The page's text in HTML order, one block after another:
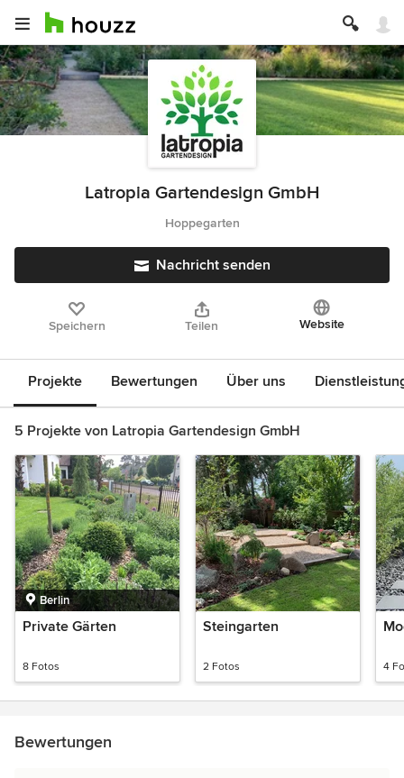
Latropia Gartendesign GmbH
Hoppegarten
Nachricht senden
Speichern Teilen Website
Projekte Bewertungen Über uns
5 Projekte von Latropia Gartendesign GmbH
Berlin
Private Gärten
8 Fotos
Steingarten
2 Fotos 4
Bewertungen